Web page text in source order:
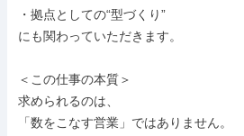
・拠点としての“型づくり”
にも関わっていただきます。
＜この仕事の本質＞
求められるのは、
「数をこなす営業」ではありません。